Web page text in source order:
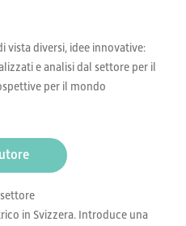
vista diversi, idee innovative:
e analisi dal settore per il
per il mondo
in Svizzera. Introduce una